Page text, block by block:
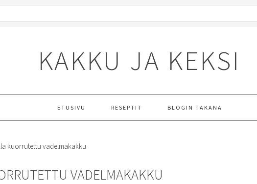
KAKKU JA KEKSI
ETUSIVU RESEPTIT BLOGIN TAKANA
kuorrutettu vadelmakakku
VADELMAKAKKU